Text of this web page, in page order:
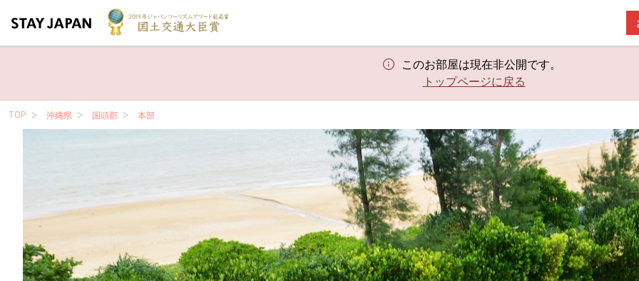
このお部屋は現在非公開です。
トップページに戻る
TOP 沖縄県 国頭郡 本部